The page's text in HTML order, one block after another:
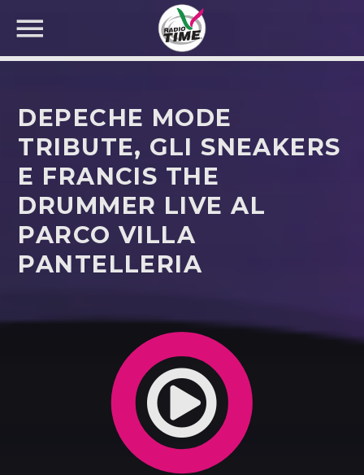
CERCA NEL SITO WEB:
DEPECHE MODE
TRIBUTE, GLI SNEAKERS
E FRANCIS THE
DRUMMER LIVE AL
PARCO VILLA
PANTELLERIA